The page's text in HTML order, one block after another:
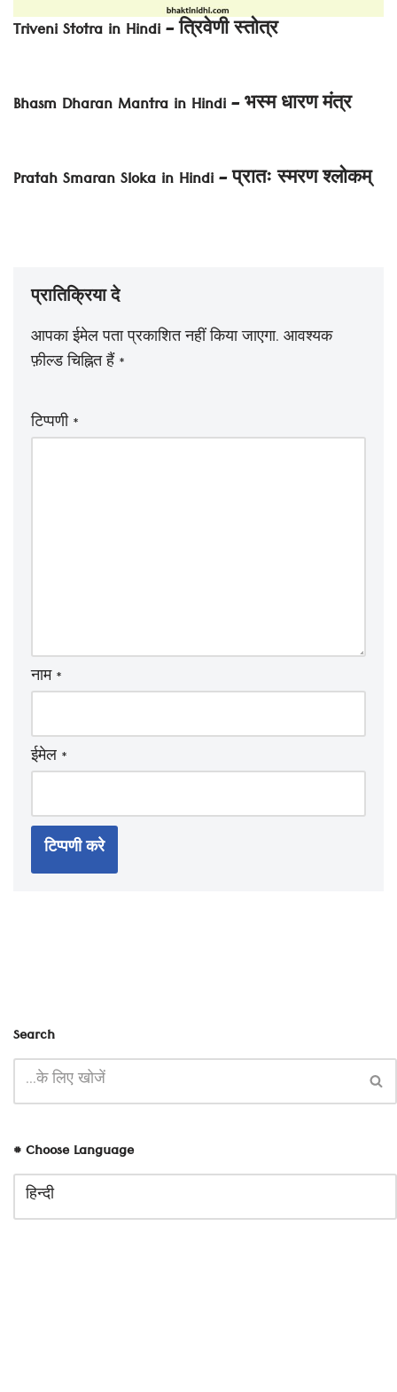
Triveni Stotra in Hindi – त्रिवेणी स्तोत्र
Bhasm Dharan Mantra in Hindi – भस्म धारण मंत्र
Pratah Smaran Sloka in Hindi – प्रातः स्मरण श्लोकम्
प्रातिक्रिया दे
आपका ईमेल पता प्रकाशित नहीं किया जाएगा. आवश्यक
फ़ील्ड चिह्नित हैं *
टिप्पणी*
नाम*
ईमेल *
Search
# Choose Language